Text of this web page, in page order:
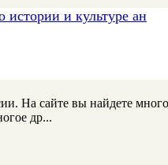
истории и культуре ан
На сайте вы найдете
др...